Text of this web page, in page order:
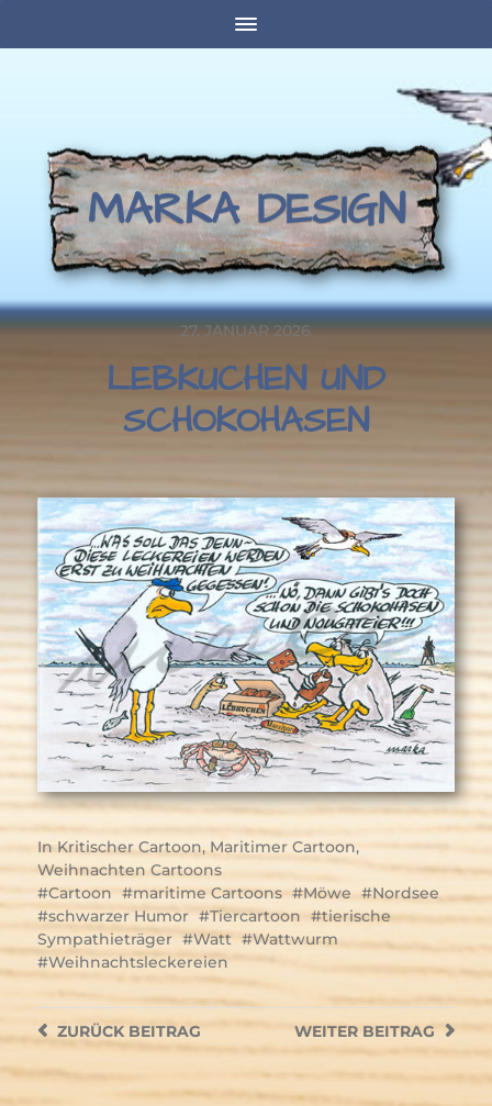
MARKA DESIGN
27. JANUAR 2026
LEBKUCHEN UND
SCHOKOHASEN
InKritischer Cartoon, Maritimer Cartoon,
Weihnachten Cartoons
Cartoon
maritime Cartoons Möwe
Nordsee
schwarzer Humor
Tiercartoon
tierische
Sympathieträger
Watt
Wattwurm
Weihnachtsleckereien
WEITER BEITRAG
ZURÜCKBEITRAG